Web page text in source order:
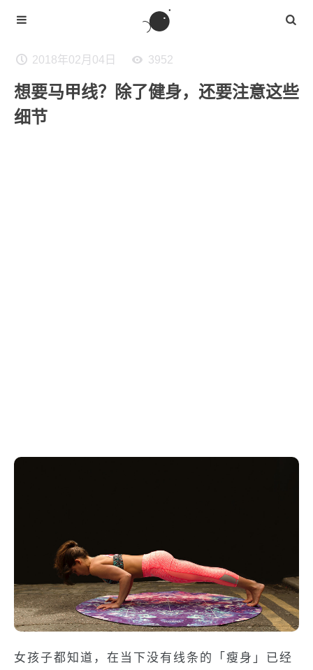
2018年02月04日 3952
想要马甲线？除了健身，还要注意这些
细节
女孩子都知道，在当下没有线条的「瘦身」已经